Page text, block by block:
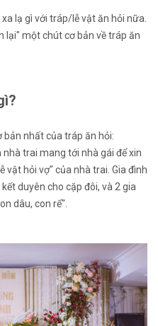
lạ gì với tráp/lễ vật ăn hỏi nữa.
lại" một chút cơ bản về tráp ăn
bản nhất của tráp ăn hỏi:
nhà trai mang tới nhà gái để xin
vật hỏi vợ" của nhà trai. Gia đình
duyên cho cặp đôi, và 2 gia
dâu, con rể".